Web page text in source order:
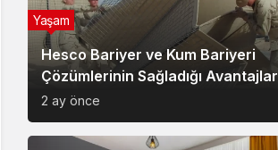
Sistem modunu seçin.
Hesco Bariyer ve Kum Bariyeri
Çözümlerinin Sağladığı Avantajlar
2 ay önce
Yaşam